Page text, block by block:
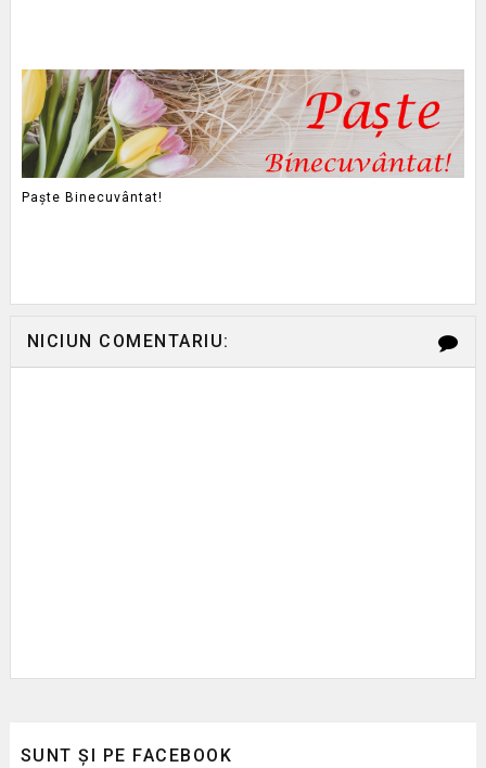
Paște Binecuvântat!
NICIUN COMENTARIU:
SUNT ȘI PE FACEBOOK